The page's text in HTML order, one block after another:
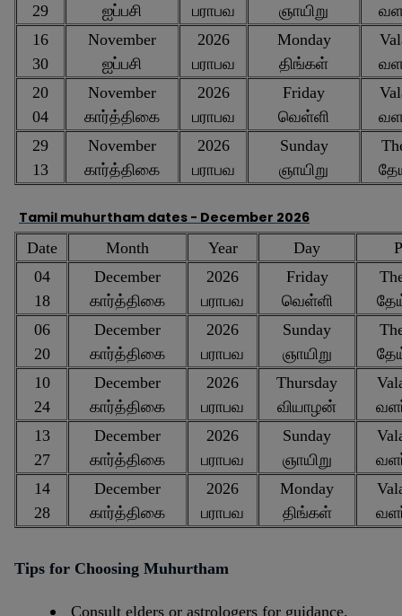
29
ஐப்பசி
பராபவ
ஞாயிறு
16
30
November
ஐப்பசி
2026
பராபவ
Monday
திங்கள்
20
04
November
கார்த்திகை
2026
பராபவ
Friday
வெள்ளி
29
13
November
கார்த்திகை
2026
பராபவ
Sunday
ஞாயிறு
Tamil muhurtham dates - December 2026
Date
Month Year Day
04
18
December
கார்த்திகை
2026
பராபவ
Friday
வெள்ளி
06
20
December
கார்த்திகை
2026
பராபவ
Sunday
ஞாயிறு
10
24
December
கார்த்திகை
2026
பராபவ
Thursday
வியாழன்
13
27
December
கார்த்திகை
2026
பராபவ
Sunday
ஞாயிறு
14
28
December
கார்த்திகை
2026
பராபவ
Monday
திங்கள்
Tips for Choosing Muhurtham
Consult elders or astrologers for guidance.